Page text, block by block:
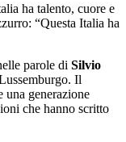
ha talento, cuore e
“Questa Italia ha
parole di Silvio
Il
una generazione
che hanno scritto